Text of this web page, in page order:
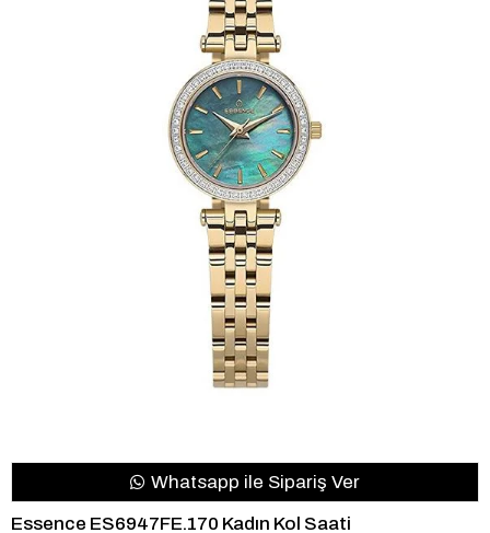
Whatsapp ile Sipariş Ver
Essence ES6947FE.170 Kadın Kol Saati